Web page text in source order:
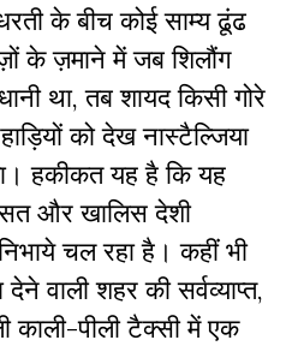
के बीच कोई साम्य ढूंढ
के ज़माने में जब शिलौंग
था, तब शायद किसी गोरे
को देख नास्टैल्जिया
हकीकत यह है कि यह
और खालिस देशी
चल रहा है। कहीं भी
वाली शहर की सर्वव्याप्त,
काली-पीली टैक्सी में एक